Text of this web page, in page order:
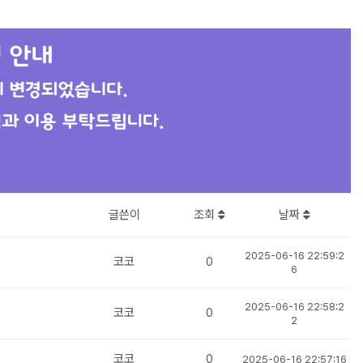
글쓴이 조회 날짜
코코 0
2025-06-16 22:59:2
6
코코 0
2025-06-16 22:58:2
2
코코 0 2025-06-16 22:57:16